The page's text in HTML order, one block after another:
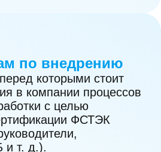
безопасной
безопасности
программного
по внедрению
которыми стоит
в компании процессов
с целью
ФСТЭК
и т. д.).